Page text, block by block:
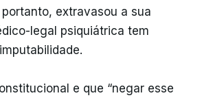
extravasou a sua
legal psiquiátrica tem
e que “negar esse